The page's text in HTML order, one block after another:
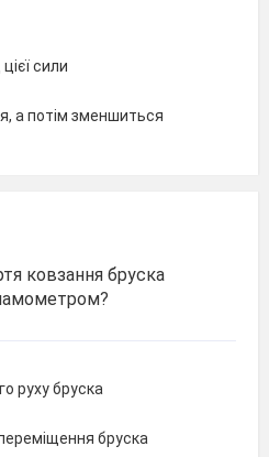
сили
а потім зменшиться
ковзання бруска
руху бруска
бруска